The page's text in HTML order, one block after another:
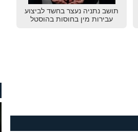
תושב נתניה נעצר בחשד לביצוע
עבירות מין בחוסות בהוסטל